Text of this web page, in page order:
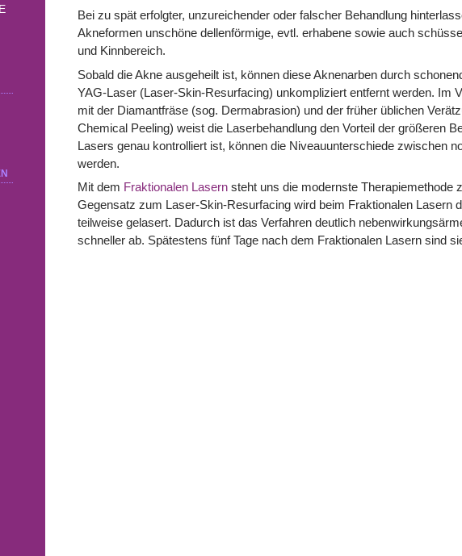
Bei zu spät erfolgter, unzureichender oder falscher Behandlung
Akneformen unschöne dellenförmige, evtl. erhabene sowie auch
und Kinnbereich.
Sobald die Akne ausgeheilt ist, können diese Aknenarben durch
YAG-Laser (Laser-Skin-Resurfacing) unkompliziert entfernt werden. Im
mit der Diamantfräse (sog. Dermabrasion) und der früher üblichen
Chemical Peeling) weist die Laserbehandlung den Vorteil der größeren
Lasers genau kontrolliert ist, können die Niveauunterschiede zwischen
werden.
Mit dem Fraktionalen Lasern steht uns die modernste Therapiemethode
Gegensatz zum Laser-Skin-Resurfacing wird beim Fraktionalen Lasern
teilweise gelasert. Dadurch ist das Verfahren deutlich
schneller ab. Spätestens fünf Tage nach dem Fraktionalen Lasern sind